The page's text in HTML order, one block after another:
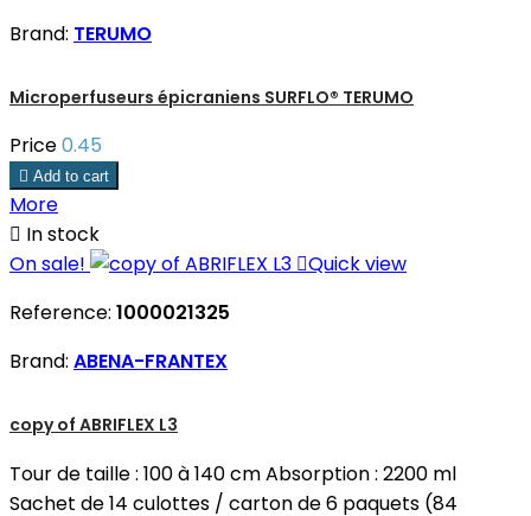
Brand: TERUMO
Microperfuseurs épicraniens SURFLO® TERUMO
Price0.45
 Add to cart
More
 In stock
On sale!
Quick view
Reference: 1000021325
Brand: ABENA-FRANTEX
copy of ABRIFLEX L3
Tour de taille : 100 à 140 cm Absorption : 2200 ml
Sachet de 14 culottes / carton de 6 paquets (84